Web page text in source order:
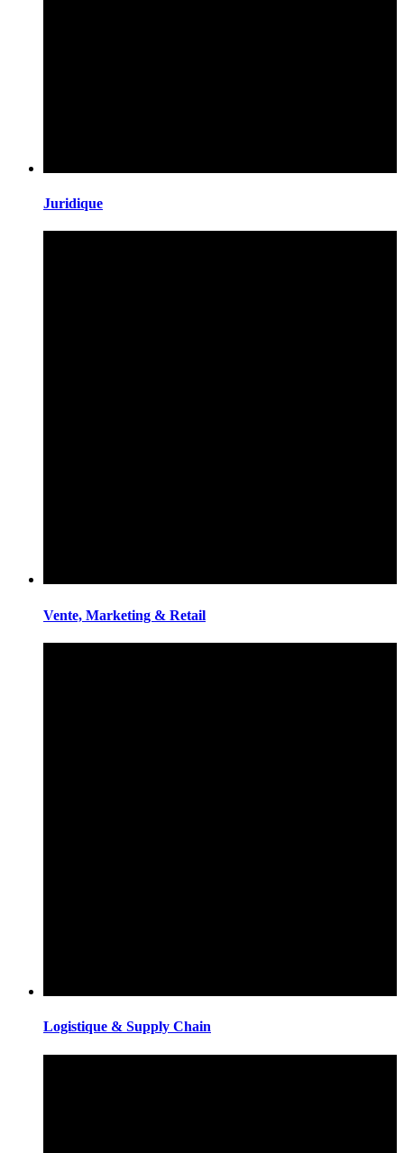
Juridique
Vente, Marketing & Retail
Logistique & Supply Chain